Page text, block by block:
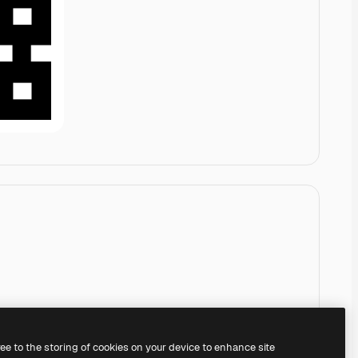
to the storing of cookies on your device to enhance site